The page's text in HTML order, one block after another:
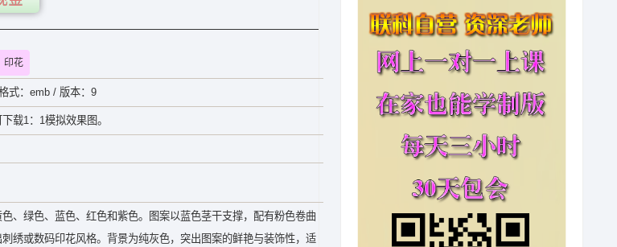
印花
式：emb / 版本：9
载1：1模拟效果图。
、绿色、蓝色、红色和紫色。图案以蓝色茎干支撑，配有粉色卷曲
绣或数码印花风格。背景为纯灰色，突出图案的鲜艳与装饰性，适